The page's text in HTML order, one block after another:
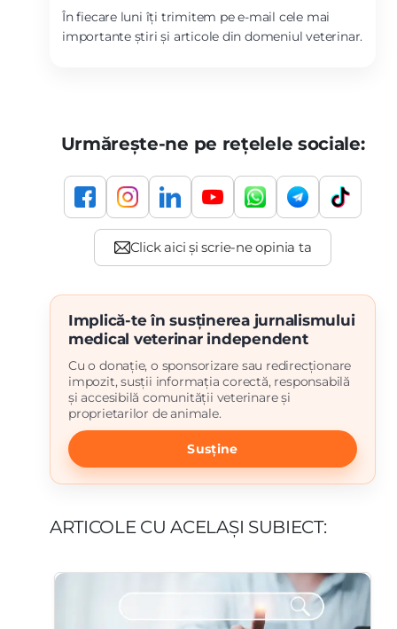
În fiecare luni îți trimitem pe e-mail cele mai
importante știri și articole din domeniul veterinar.
Urmărește-ne pe rețelele sociale:
Implică-te în susținerea jurnalismului
medical veterinar independent
Cu o donație, o sponsorizare sau redirecționare
impozit, susții informația corectă, responsabilă
și accesibilă comunității veterinare și
proprietarilor de animale.
Susține
ARTICOLE CU ACELAȘI SUBIECT: